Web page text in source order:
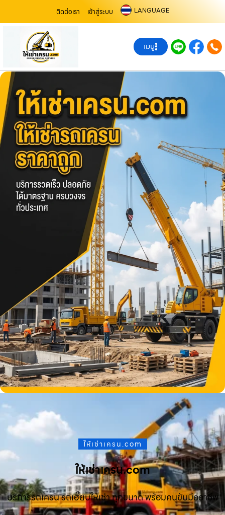
ติดต่อเรา เข้าสู่ระบบ LANGUAGE
เมนู
ให้เช่าเครน.com
ให้เช่าเครน.com
บริการรถเครน รถเฮี๊ยบให้เช่า ทุกขนาด พร้อมคนขับมืออาชีพ